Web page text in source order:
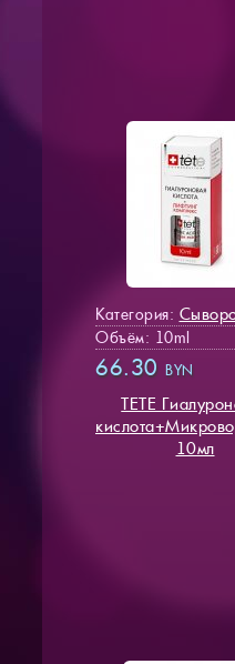
Категория:
Объём: 10ml
66.30 BYN
TETE
10мл